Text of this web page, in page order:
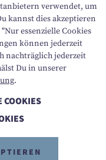
Gosau, AT
verwendet, um
kannst dies akzeptieren
essenzielle Cookies
können jederzeit
nachträglich jederzeit
Du in unserer
.
COOKIES